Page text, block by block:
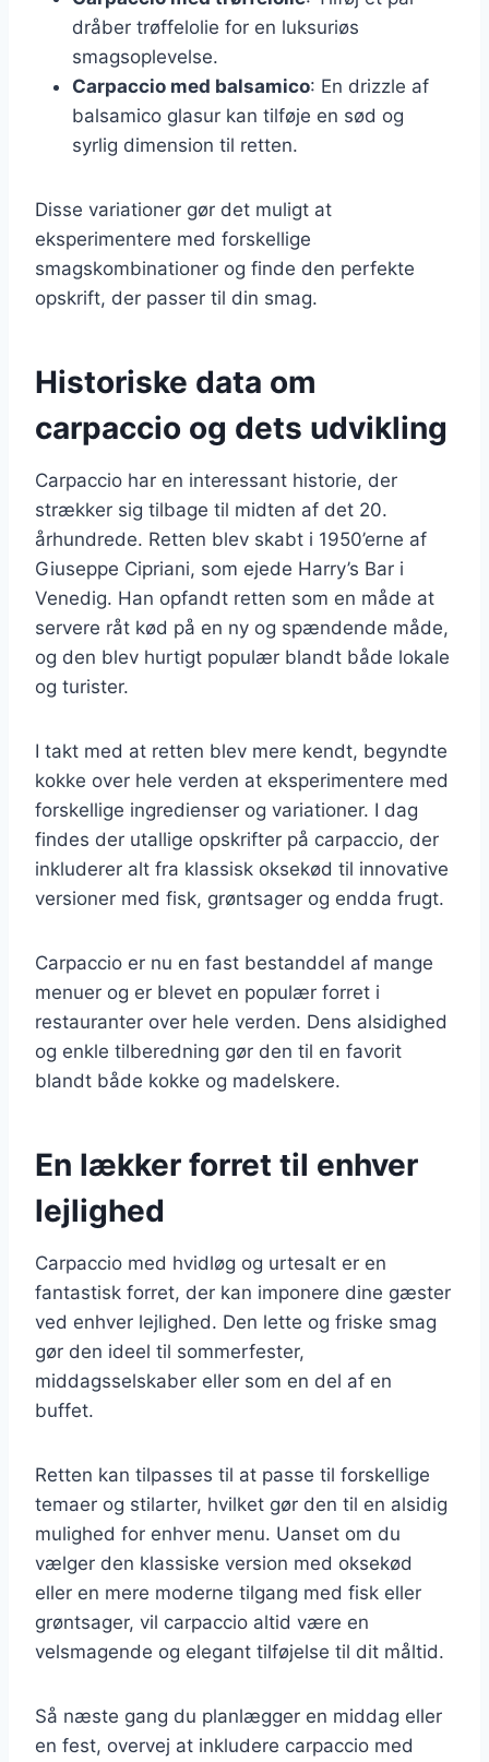
dråber trøffelolie for en luksuriøs
smagsoplevelse.
Carpaccio med balsamico: En drizzle af
balsamico glasur kan tilføje en sød og
syrlig dimension til retten.
Disse variationer gør det muligt at
eksperimentere med forskellige
smagskombinationer og finde den perfekte
opskrift, der passer til din smag.
Historiske data om
carpaccio og dets udvikling
Carpaccio har en interessant historie, der
strækker sig tilbage til midten af det 20.
århundrede. Retten blev skabt i 1950’erne af
Giuseppe Cipriani, som ejede Harry’s Bar i
Venedig. Han opfandt retten som en måde at
servere råt kød på en ny og spændende måde,
og den blev hurtigt populær blandt både lokale
og turister.
I takt med at retten blev mere kendt, begyndte
kokke over hele verden at eksperimentere med
forskellige ingredienser og variationer. I dag
findes der utallige opskrifter på carpaccio, der
inkluderer alt fra klassisk oksekød til innovative
versioner med fisk, grøntsager og endda frugt.
Carpaccio er nu en fast bestanddel af mange
menuer og er blevet en populær forret i
restauranter over hele verden. Dens alsidighed
og enkle tilberedning gør den til en favorit
blandt både kokke og madelskere.
En lækker forret til enhver
lejlighed
Carpaccio med hvidløg og urtesalt er en
fantastisk forret, der kan imponere dine gæster
ved enhver lejlighed. Den lette og friske smag
gør den ideel til sommerfester,
middagsselskaber eller som en del af en
buffet.
Retten kan tilpasses til at passe til forskellige
temaer og stilarter, hvilket gør den til en alsidig
mulighed for enhver menu. Uanset om du
vælger den klassiske version med oksekød
eller en mere moderne tilgang med fisk eller
grøntsager, vil carpaccio altid være en
velsmagende og elegant tilføjelse til dit måltid.
Så næste gang du planlægger en middag eller
en fest, overvej at inkludere carpaccio med